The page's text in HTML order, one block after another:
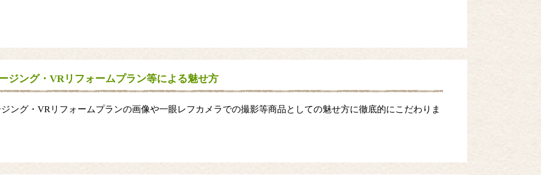
ジング・VRリフォームプラン等による魅せ方
ング・VRリフォームプランの画像や一眼レフカメラでの撮影等商品としての魅せ方に徹底的にこだわりま